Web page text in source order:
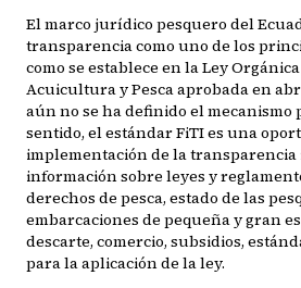
El marco jurídico pesquero del
transparencia como uno de los
como se establece en la Ley
Acuicultura y Pesca aprobada en
aún no se ha definido el mecanismo
sentido, el estándar FiTI es una
implementación de la transparencia
información sobre leyes y
derechos de pesca, estado de las
embarcaciones de pequeña y gran
descarte, comercio, subsidios,
para la aplicación de la ley.